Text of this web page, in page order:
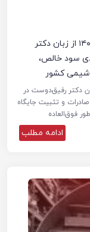
عملکرد درخشان پتروشیمی فن‌آوران در سال ۱۴۰۳ از زبان دکتر
عمومی جهش ۹۸۴ درصدی سود خالص،
کشور
پتروشیمی فن‌آوران در سال ۱۴۰۳ از زبان دکتر رفیق‌دوست در
صادرات و تثبیت جایگاه
فوق‌العاده
ادامه مطلب